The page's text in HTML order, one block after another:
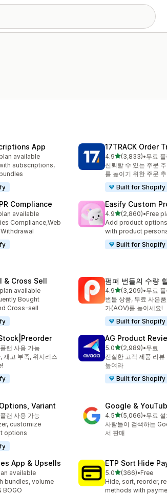
App
available
subscriptions,
17TRACK Order
4.9별 5개 중
(3,833)
총 리뷰 3833개
•무료
신뢰할 수 있는 주문
를 높이기 위한 주문 추
Built for Shopify
Compliance
available
Compliance,Web
Easify Custom
4.9별 5개 중
(2,860)
총 리뷰 2860개
•Free
Add product
with product
Built for Shopify
& Cross Sell
available
Bought
Cross-sell
펌퍼 번들의 수량
4.9별 5개 중
(3,209)
총 리뷰 3209개
•무료
번들 상품, 무료 사은
가(AOV)를 높이세요!
Built for Shopify
랜 사용 가능
재고 부족, 위시리스
AG Product
5.0별 5개 중
(2,989)
총 리뷰 2989개
•무료
진실한 고객 제품 리
높여라
Built for Shopify
Variant
랜 사용 가능
customize
options
Google &
4.5별 5개 중
(5,066)
총 리뷰 5066개
•무료 설
사람들이 검색하는
서 판매
App & Upsells
available
bundles, volume
BOGO
ETP Sort Hide
5.0별 5개 중
(366)
총 리뷰 366개
•Free
Hide, sort, reorder,
methods with